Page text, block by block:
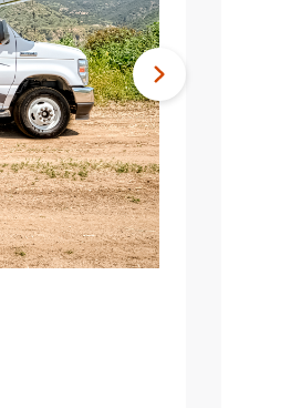
Nächstes
Bild